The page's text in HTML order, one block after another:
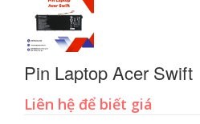
Pin Laptop Acer Swift
Liên hệ để biết giá